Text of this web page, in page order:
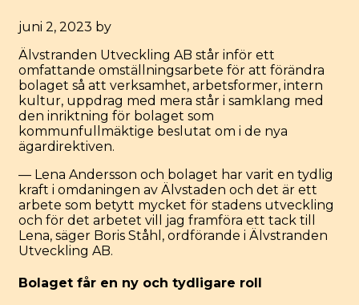
juni 2, 2023 by
Älvstranden Utveckling AB står inför ett
omfattande omställningsarbete för att förändra
bolaget så att verksamhet, arbetsformer, intern
kultur, uppdrag med mera står i samklang med
den inriktning för bolaget som
kommunfullmäktige beslutat om i de nya
ägardirektiven.
— Lena Andersson och bolaget har varit en tydlig
kraft i omdaningen av Älvstaden och det är ett
arbete som betytt mycket för stadens utveckling
och för det arbetet vill jag framföra ett tack till
Lena, säger Boris Ståhl, ordförande i Älvstranden
Utveckling AB.
Bolaget får en ny och tydligare roll